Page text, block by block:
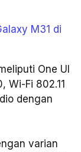
M31 di
One UI
Wi-Fi 802.11
dengan
varian